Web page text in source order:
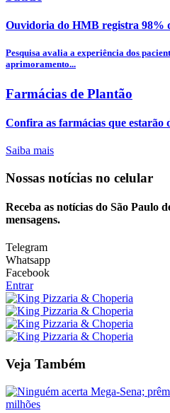
Ouvidoria do HMB registra 98%
Pesquisa avalia a experiência dos
aprimoramento...
Farmácias de Plantão
Confira as farmácias que estarão
Saiba mais
Nossas notícias no celular
Receba as notícias do São Paulo
mensagens.
Telegram
Whatsapp
Facebook
Entrar
Veja Também